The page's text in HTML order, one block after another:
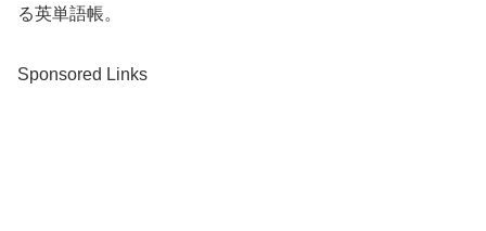
る英単語帳。
Sponsored Links